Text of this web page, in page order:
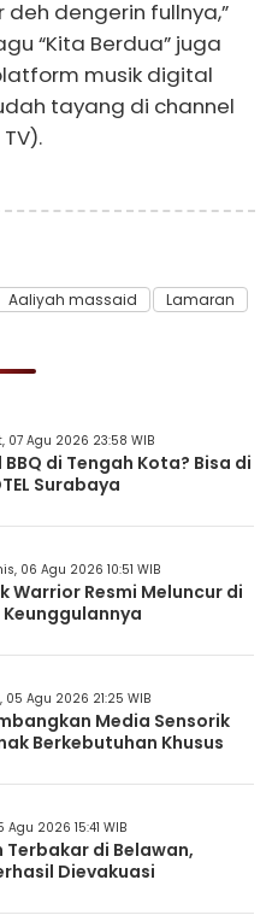
dengerin fullnya,”
“Kita Berdua” juga
musik digital
tayang di channel
Aaliyah massaid Lamaran
07 Agu 2026 23:58 WIB
di Tengah Kota? Bisa di
Surabaya
06 Agu 2026 10:51 WIB
Warrior Resmi Meluncur di
Keunggulannya
05 Agu 2026 21:25 WIB
Media Sensorik
Berkebutuhan Khusus
Agu 2026 15:41 WIB
Terbakar di Belawan,
Dievakuasi